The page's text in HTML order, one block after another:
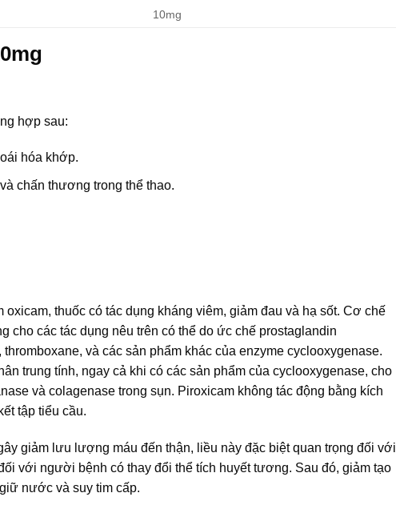
10mg
hợp sau:
hóa khớp.
chấn thương trong thể thao.
thuốc có tác dụng kháng viêm, giảm đau và hạ sốt. Cơ chế
cho các tác dụng nêu trên có thể do ức chế prostaglandin
và các sản phẩm khác của enzyme cyclooxygenase.
trung tính, ngay cả khi có các sản phẩm của cyclooxygenase, cho
và colagenase trong sụn. Piroxicam không tác động bằng kích
tập tiểu cầu.
giảm lưu lượng máu đến thận, liều này đặc biệt quan trọng đối với
với người bệnh có thay đổi thể tích huyết tương. Sau đó, giảm tạo
nước và suy tim cấp.